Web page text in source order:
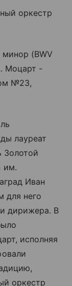
оркестр
(BWV
Моцарт -
№23,
лауреат
Золотой
им.
Иван
для него
дирижера. В
исполняя
оркестр